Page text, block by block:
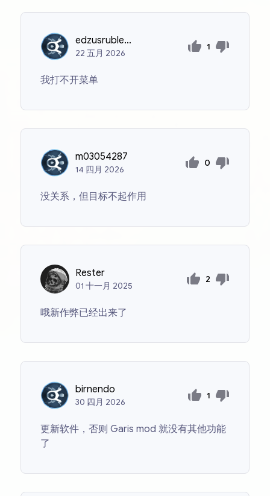
edzusrublevskis
22 五月 2026
1
我打不开菜单
m03054287
14 四月 2026
0
没关系，但目标不起作用
Rester
01十一月 2025
2
哦新作弊已经出来了
birnendo
30 四月 2026
1
更新软件，否则 Garis mod 就没有其他功能
了